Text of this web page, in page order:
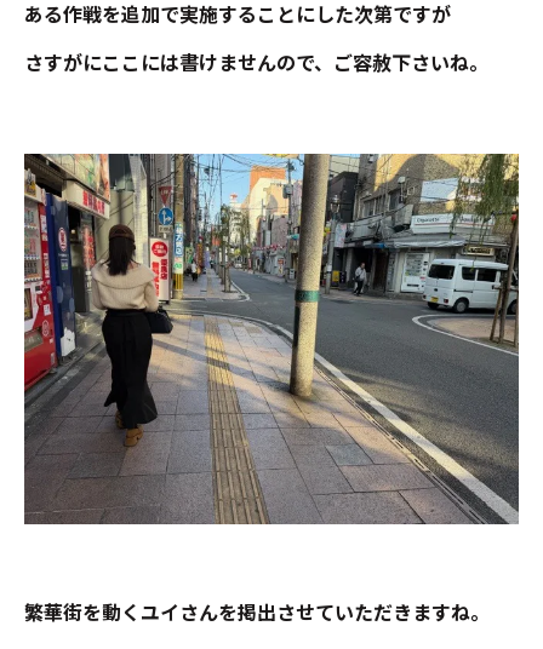
ある作戦を追加で実施することにした次第ですが
さすがにここには書けませんので、ご容赦下さいね。
繁華街を動くユイさんを掲出させていただきますね。